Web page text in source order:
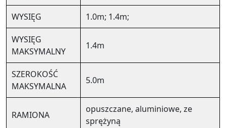
WYSIĘG 1.0m; 1.4m;
WYSIĘG
MAKSYMALNY
1.4m
SZEROKOŚĆ
MAKSYMALNA
5.0m
RAMIONA
opuszczane, aluminiowe, ze
sprężyną